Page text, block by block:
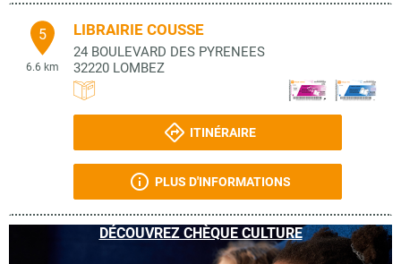
5
6.6 km
LIBRAIRIE COUSSE
24 BOULEVARD DES PYRENEES
32220 LOMBEZ
ITINÉRAIRE
PLUS D'INFORMATIONS
DÉCOUVREZ CHÈQUE CULTURE